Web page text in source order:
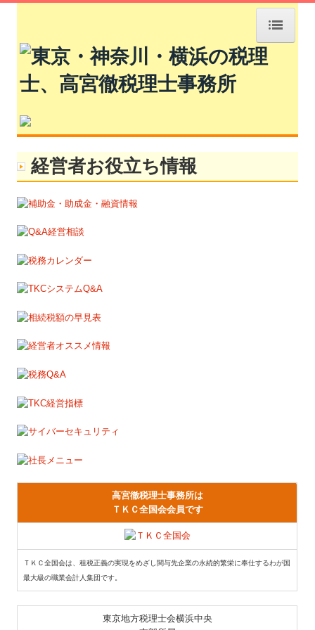
HOME
事務所紹介
業務案内
社会福祉法人の皆様へ
会社設立をお考えの方へ
相続をお考えの方へ
経営革新等支援機関とは
リンク集
お問合せ
FX4クラウド高宮徹税理士事務所は
ＴＫＣ全国会会員です
ＴＫＣ全国会は、租税正義の実現をめざし関与先企業の永続的繁栄に奉仕するわが国
最大級の職業会計人集団です。
東京地方税理士会横浜中央
経営者お役立ち情報